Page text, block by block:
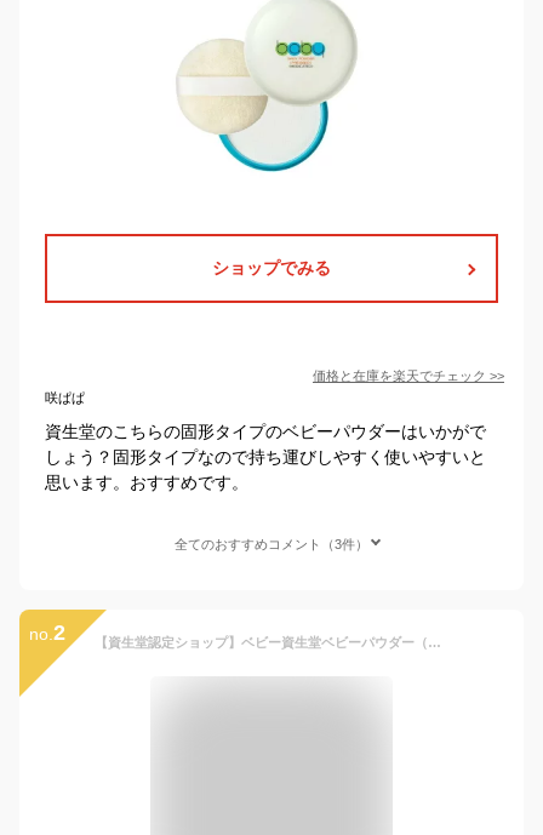
ショップでみる
価格と在庫を楽天でチェック >>
咲ぱぱ
資生堂のこちらの固形タイプのベビーパウダーはいかがで
しょう？固形タイプなので持ち運びしやすく使いやすいと
思います。おすすめです。
全てのおすすめコメント（3件）
no. 2 【資生堂認定ショップ】ベビー資生堂ベビーパウダー（プレスド）